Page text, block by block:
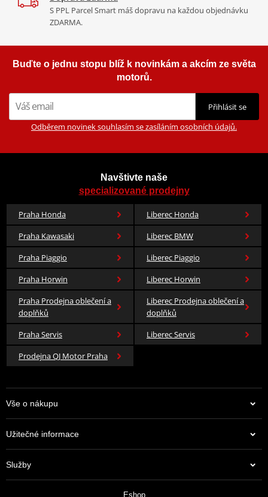
S PPL Parcel Smart máš dopravu na každou objednávku
ZDARMA.
Buďte o jednu stopu blíž k novinkám a akcím ze světa
motorů.
Přihlásit se
Odběrem novinek souhlasím se zasíláním osobních údajů.
Navštivte naše
specializované prodejny
Praha Honda
Liberec Honda
Praha Kawasaki
Liberec BMW
Praha Piaggio
Liberec Piaggio
Praha Horwin
Liberec Horwin
Praha Prodejna oblečení a
doplňků
Liberec Prodejna oblečení a
doplňků
Praha Servis
Liberec Servis
Prodejna QJ Motor Praha
Vše o nákupu
Užitečné informace
Služby
Eshop